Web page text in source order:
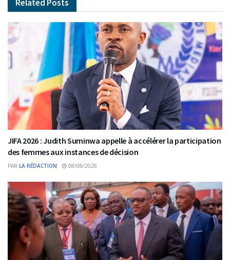
Related Posts
JIFA 2026 : Judith Suminwa appelle à accélérer la participation
des femmes aux instances de décision
PAR LA RÉDACTION 08/08/2026